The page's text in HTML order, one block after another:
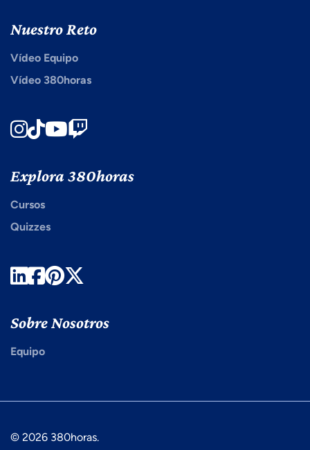
Nuestro Reto
Vídeo Equipo
Vídeo 380horas
Instagram
TikTokYoutube
Explora 380horas
Cursos
Quizzes
LinkedIn
Facebook
Pinterest
Sobre Nosotros
Equipo
© 2026 380horas.